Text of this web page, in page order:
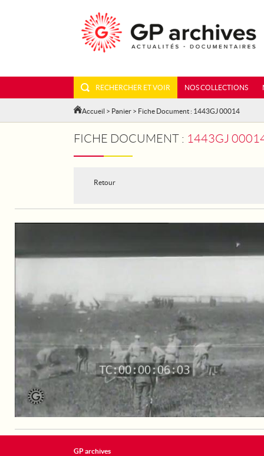
RECHERCHER ET VOIR NOS COLLECTIONS
Accueil > Panier > Fiche Document : 1443GJ 00014
FICHE DOCUMENT : 1443GJ
Retour
GP archives